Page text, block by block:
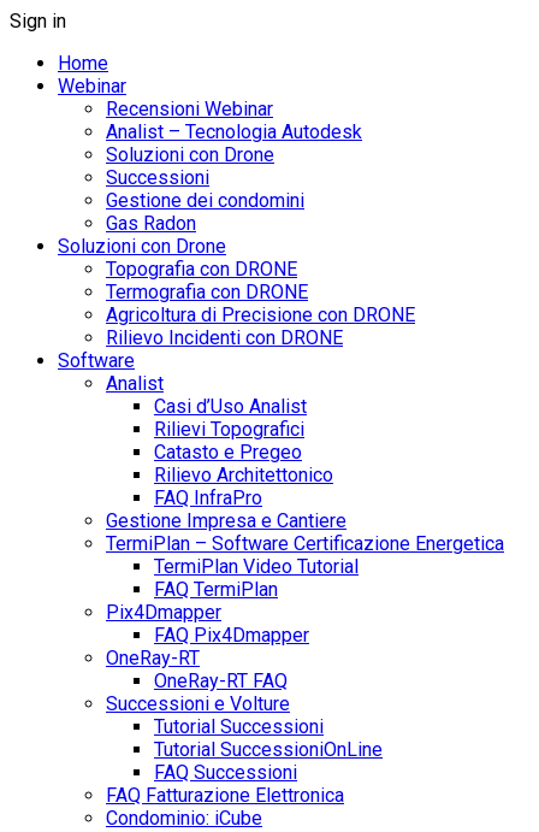
Sign in
Home
Webinar
Recensioni Webinar
Analist – Tecnologia Autodesk
Soluzioni con Drone
Successioni
Gestione dei condomini
Gas Radon
Soluzioni con Drone
Topografia con DRONE
Termografia con DRONE
Agricoltura di Precisione con DRONE
Rilievo Incidenti con DRONE
Software
Analist
Casi d’Uso Analist
Rilievi Topografici
Catasto e Pregeo
Rilievo Architettonico
FAQ InfraPro
Gestione Impresa e Cantiere
TermiPlan – Software Certificazione Energetica
TermiPlan Video Tutorial
FAQ TermiPlan
Pix4Dmapper
FAQ Pix4Dmapper
OneRay-RT
OneRay-RT FAQ
Successioni e Volture
Tutorial Successioni
Tutorial SuccessioniOnLine
FAQ Successioni
FAQ Fatturazione Elettronica
Condominio: iCube